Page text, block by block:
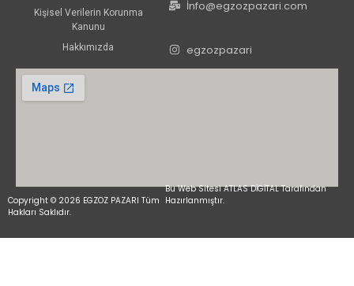
Kişisel Verilerin Korunma
Kanunu
Hakkımızda
İnfo@egzozpazari.com
egzozpazari
Copyright © 2026 EGZOZ PAZARI Tüm
Hakları Saklıdır.
Bu Web Sitesi ATLAS DİGİTAL Tarafından
Hazırlanmıştır.